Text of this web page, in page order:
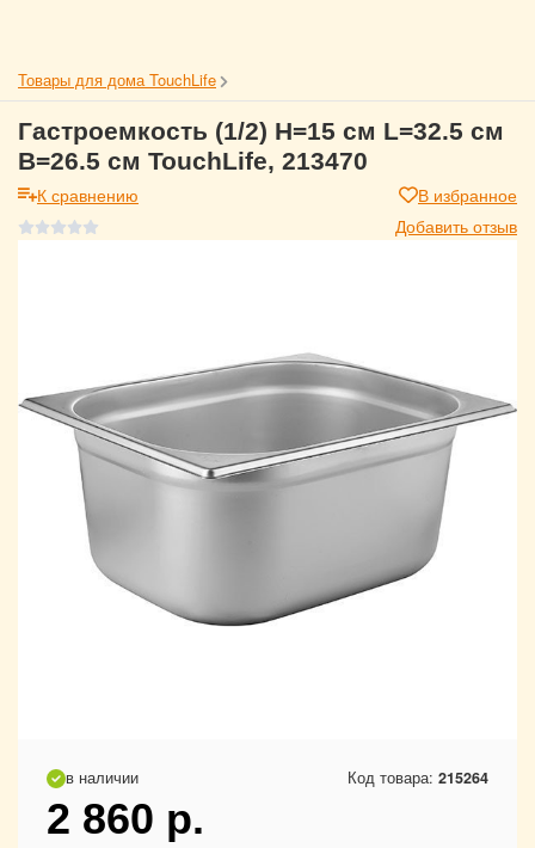
Товары для дома TouchLife
Гастроемкость (1/2) H=15 см L=32.5 см
B=26.5 см TouchLife, 213470
К сравнению
В избранное
Добавить отзыв
в наличии Код товара: 215264
2 860 р.